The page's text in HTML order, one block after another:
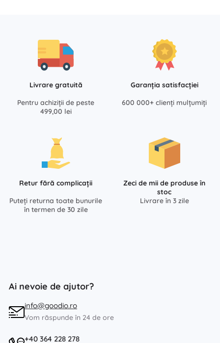
Livrare gratuită
Pentru achiziții de peste
499,00 lei
Garanția satisfacției
600 000+ clienți mulțumiți
Retur fără complicații
Puteți returna toate bunurile
în termen de 30 zile
Zeci de mii de produse în
stoc
Livrare în 3 zile
Ai nevoie de ajutor?
info@goodio.ro
Vom răspunde în 24 de ore
+40 364 228 278